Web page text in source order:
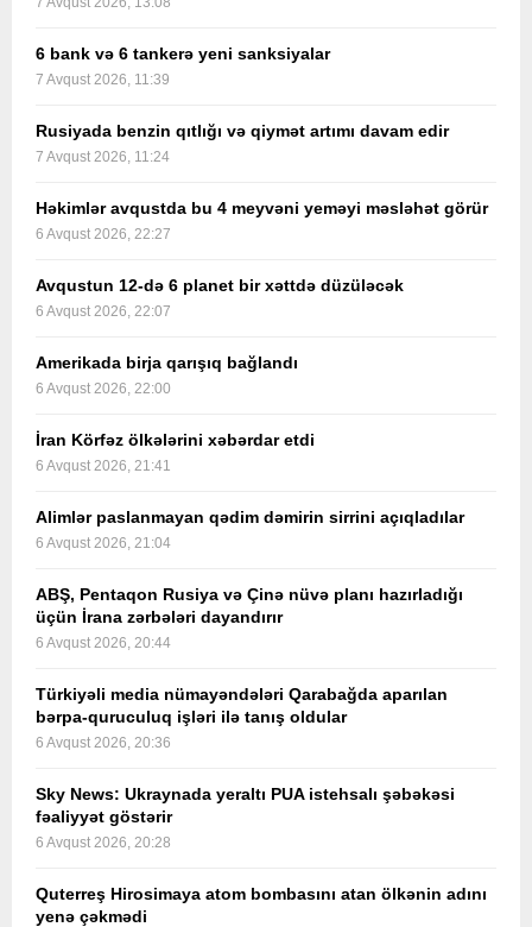
6 bank və 6 tankerə yeni sanksiyalar
7 Avqust 2026, 11:39
Rusiyada benzin qıtlığı və qiymət artımı davam edir
7 Avqust 2026, 11:24
Həkimlər avqustda bu 4 meyvəni yeməyi məsləhət görür
6 Avqust 2026, 22:27
Avqustun 12-də 6 planet bir xəttdə düzüləcək
6 Avqust 2026, 22:07
Amerikada birja qarışıq bağlandı
6 Avqust 2026, 22:00
İran Körfəz ölkələrini xəbərdar etdi
6 Avqust 2026, 21:41
Alimlər paslanmayan qədim dəmirin sirrini açıqladılar
6 Avqust 2026, 21:04
ABŞ, Pentaqon Rusiya və Çinə nüvə planı hazırladığı
üçün İrana zərbələri dayandırır
6 Avqust 2026, 20:44
Türkiyəli media nümayəndələri Qarabağda aparılan
bərpa-quruculuq işləri ilə tanış oldular
6 Avqust 2026, 20:36
Sky News: Ukraynada yeraltı PUA istehsalı şəbəkəsi
fəaliyyət göstərir
6 Avqust 2026, 20:28
Quterreş Hirosimaya atom bombasını atan ölkənin adını
yenə çəkmədi